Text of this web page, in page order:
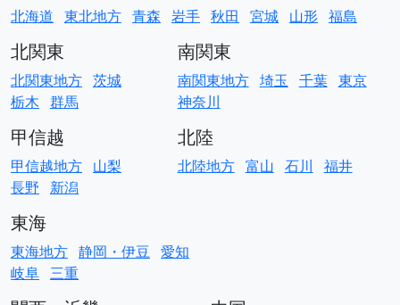
北海道 東北地方 青森 岩手 秋田 宮城 山形 福島
北関東
北関東地方 茨城
栃木 群馬
南関東
南関東地方 埼玉 千葉 東京
神奈川
甲信越
甲信越地方 山梨
長野
新潟
北陸
北陸地方 富山 石川 福井
東海
東海地方 静岡・伊豆 愛知
岐阜 三重